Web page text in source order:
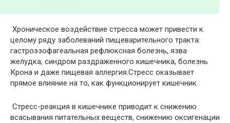
Хроническое воздействие стресса может привести к
целому ряду заболеваний пищеварительного тракта:
гастроэзофагеальная рефлюксная болезнь, язва
желудка, синдром раздраженного кишечника, болезнь
Крона и даже пищевая аллергия.Стресс оказывает
прямое влияние на то, как функционирует кишечник.
Стресс-реакция в кишечнике приводит к снижению
всасывания питательных веществ, снижению оксигенации